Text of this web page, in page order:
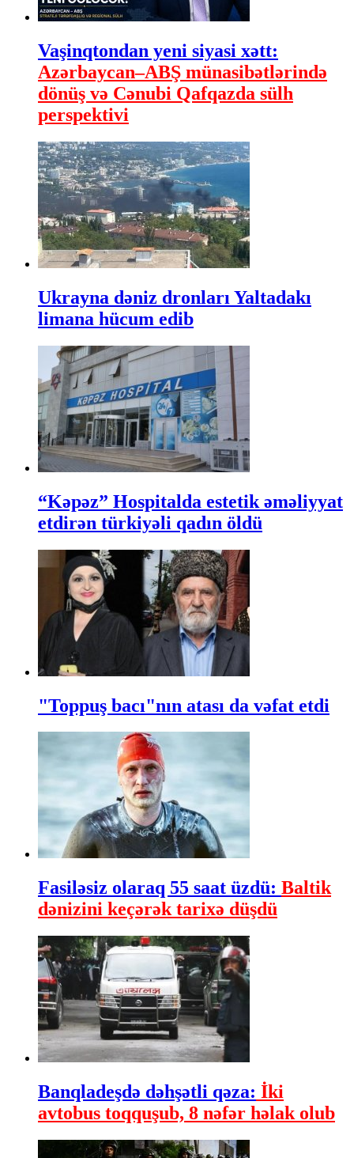
Vaşinqtondan yeni siyasi xətt:
Azərbaycan–ABŞ münasibətlərində
dönüş və Cənubi Qafqazda sülh
perspektivi
Ukrayna dəniz dronları Yaltadakı
limana hücum edib
“Kəpəz” Hospitalda estetik əməliyyat
etdirən türkiyəli qadın öldü
"Toppuş bacı"nın atası da vəfat etdi
Fasiləsiz olaraq 55 saat üzdü: Baltik
dənizini keçərək tarixə düşdü
Banqladeşdə dəhşətli qəza: İki
avtobus toqquşub, 8 nəfər həlak olub